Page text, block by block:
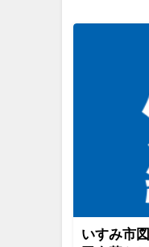
いすみ市